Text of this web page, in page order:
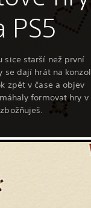
PS5
sice starší než první
se dají hrát na
zpět v čase a objev
formovat hry v